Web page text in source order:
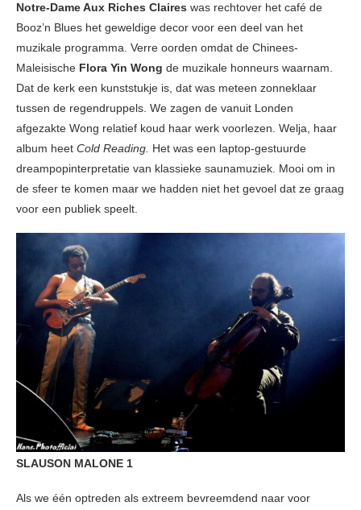
Notre-Dame Aux Riches Claires was rechtover het café de
Booz’n Blues het geweldige decor voor een deel van het
muzikale programma. Verre oorden omdat de Chinees-
Maleisische Flora Yin Wong de muzikale honneurs waarnam.
Dat de kerk een kunststukje is, dat was meteen zonneklaar
tussen de regendruppels. We zagen de vanuit Londen
afgezakte Wong relatief koud haar werk voorlezen. Welja, haar
album heet Cold Reading. Het was een laptop-gestuurde
dreampopinterpretatie van klassieke saunamuziek. Mooi om in
de sfeer te komen maar we hadden niet het gevoel dat ze graag
voor een publiek speelt.
SLAUSON MALONE 1
Als we één optreden als extreem bevreemdend naar voor